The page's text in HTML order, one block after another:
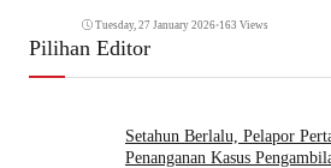
Tuesday, 27 January 2026•163 Views
Pilihan Editor
Setahun Berlalu, Pelapor
Penanganan Kasus